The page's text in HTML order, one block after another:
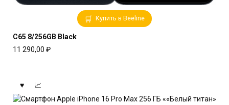
Купить в Beeline
C65 8/256GB Black
11 290,00 ₽